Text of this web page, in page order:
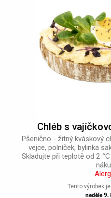
Chléb s
Pšenično - žitný kváskový
vejce, polníček, bylinka
Skladujte při teplotě od 2
Tento výrobek
neděle 9.